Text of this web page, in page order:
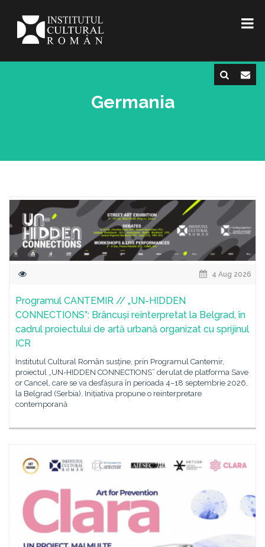
Germania
4 Aug 2026
Programul CANTEMIR // „UN-HIDDEN
CONNECTIONS”: Brâncuși reinterpretat la Belgrad, în
cadrul proiectului de artă urbană organizat cu sprijinul
ICR
Institutul Cultural Român susține, prin Programul Cantemir,
proiectul „UN-HIDDEN CONNECTIONS” derulat de platforma Save
or Cancel, care se va desfășura în perioada 4–18 septembrie 2026,
la Belgrad (Serbia). Inițiativa propune o reinterpretare
contemporană